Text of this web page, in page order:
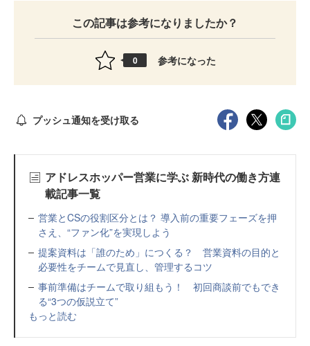
この記事は参考になりましたか？
0 参考になった
プッシュ通知を受け取る
アドレスホッパー営業に学ぶ 新時代の働き方連
載記事一覧
営業とCSの役割区分とは？ 導入前の重要フェーズを押
さえ、“ファン化”を実現しよう
提案資料は「誰のため」につくる？ 営業資料の目的と
必要性をチームで見直し、管理するコツ
事前準備はチームで取り組もう！ 初回商談前でもでき
る“3つの仮説立て”
もっと読む